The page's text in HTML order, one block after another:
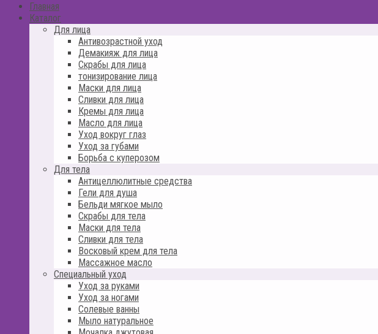
Главная
Каталог
Для лица
Антивозрастной уход
Демакияж для лица
Скрабы для лица
тонизирование лица
Маски для лица
Сливки для лица
Кремы для лица
Масло для лица
Уход вокруг глаз
Уход за губами
Борьба с куперозом
Для тела
Антицеллюлитные средства
Гели для душа
Бельди мягкое мыло
Скрабы для тела
Маски для тела
Сливки для тела
Восковый крем для тела
Массажное масло
Специальный уход
Уход за руками
Уход за ногами
Солевые ванны
Мыло натуральное